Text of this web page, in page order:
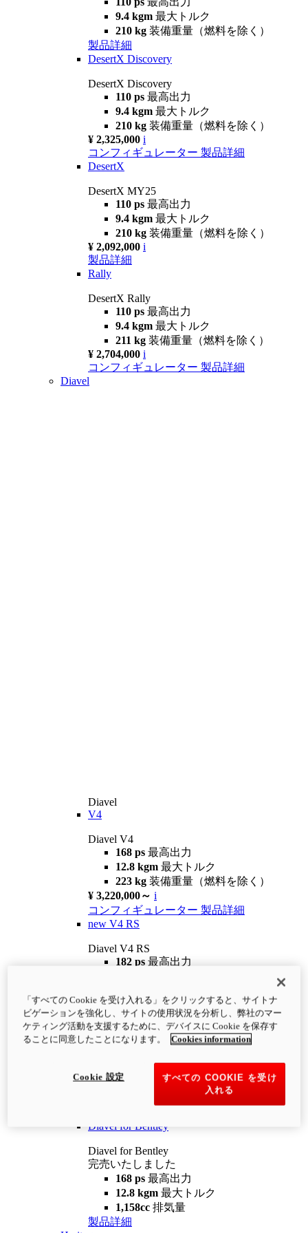
9.4 kgm 最大トルク
210 kg 装備重量（燃料を除く）
製品詳細
DesertX Discovery
DesertX Discovery
110 ps 最高出力
9.4 kgm 最大トルク
210 kg 装備重量（燃料を除く）
¥ 2,325,000 i
コンフィギュレーター 製品詳細
DesertX
DesertX MY25
110 ps 最高出力
9.4 kgm 最大トルク
210 kg 装備重量（燃料を除く）
¥ 2,092,000 i
製品詳細
Rally
DesertX Rally
110 ps 最高出力
9.4 kgm 最大トルク
211 kg 装備重量（燃料を除く）
¥ 2,704,000 i
コンフィギュレーター 製品詳細
Diavel
Diavel
V4
Diavel V4
168 ps 最高出力
12.8 kgm 最大トルク
223 kg 装備重量（燃料を除く）
¥ 3,220,000～ i
コンフィギュレーター 製品詳細
new V4 RS
Diavel V4 RS
182 ps 最高出力
¥4,400,000 i
コンフィギュレーター 製品詳細
newV4 RS 100
12.2 kgm
最大トルク
装備重量（燃料を除く）
Diavel for Bentley
Diavel for Bentley
完売いたしました
168 ps 最高出力
12.8 kgm 最大トルク
1,158cc 排気量
製品詳細
「すべての Cookie を受け入れる」をクリックすると、サイトナ
ビゲーションを強化し、サイトの使用状況を分析し、弊社のマー
ケティング活動を支援するために、デバイスに Cookie を保存す
ることに同意したことになります。
Cookies information
すべての COOKIE を受け
入れる
Cookie 設定